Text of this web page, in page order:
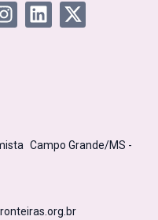
Campo Grande/MS -